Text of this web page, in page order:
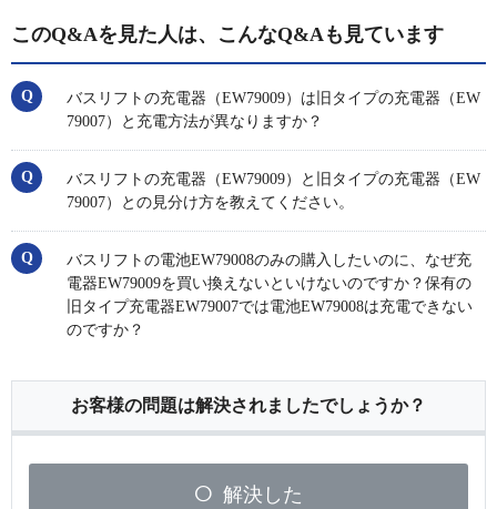
このQ&Aを見た人は、こんなQ&Aも見ています
バスリフトの充電器（EW79009）は旧タイプの充電器（EW
79007）と充電方法が異なりますか？
バスリフトの充電器（EW79009）と旧タイプの充電器（EW
79007）との見分け方を教えてください。
バスリフトの電池EW79008のみの購入したいのに、なぜ充
電器EW79009を買い換えないといけないのですか？保有の
旧タイプ充電器EW79007では電池EW79008は充電できない
のですか？
お客様の問題は解決されましたでしょうか？
解決した